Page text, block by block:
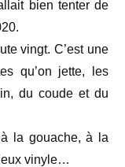
bien tenter de
vingt. C’est une
qu’on jette, les
du coude et du
la gouache, à la
vinyle…